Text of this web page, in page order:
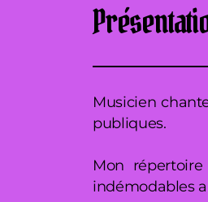
Musicien
publiques.
Mon
indémodables